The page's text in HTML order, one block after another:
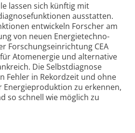
lassen sich künftig mit
aus­statten.
entwickeln Forscher am
von neuen Energie­techno­
Forschungs­ein­richtung CEA
Atom­energie und alter­native
Die Selbst­diagnose
Fehler in Rekord­zeit und ohne
zu erkennen,
so schnell wie möglich zu